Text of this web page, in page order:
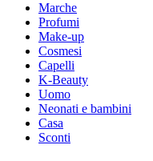
Marche
Profumi
Make-up
Cosmesi
Capelli
K-Beauty
Uomo
Neonati e bambini
Casa
Sconti